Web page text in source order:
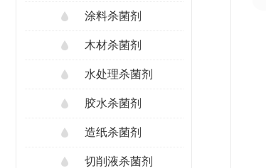
涂料杀菌剂
木材杀菌剂
水处理杀菌剂
胶水杀菌剂
造纸杀菌剂
切削液杀菌剂